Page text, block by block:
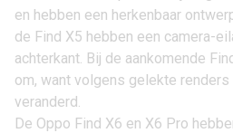
en hebben een herkenbaar
de Find X5 hebben een camera-
achterkant. Bij de aankomende
om, want volgens gelekte renders
veranderd.
De Oppo Find X6 en X6 Pro